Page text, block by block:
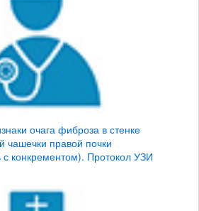
очага фиброза в стенке
чашечки правой почки
конкрементом). Протокол УЗИ